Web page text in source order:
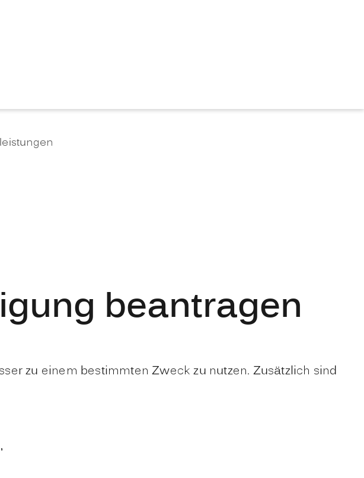
beantragen
zu einem bestimmten Zweck zu nutzen. Zusätzlich sind